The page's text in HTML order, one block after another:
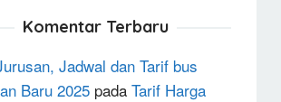
Komentar Terbaru
Jadwal dan Tarif bus
Baru 2025 pada Tarif Harga